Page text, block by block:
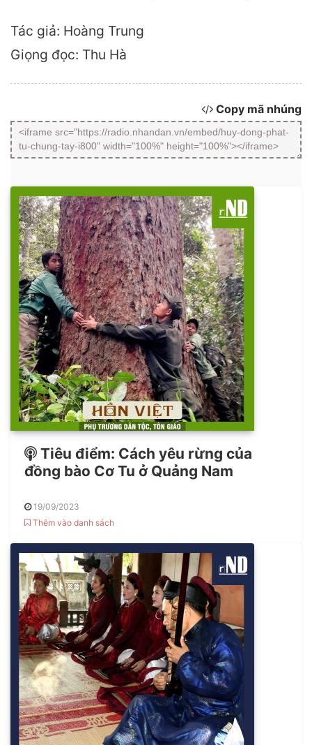
Tác giả: Hoàng Trung
Giọng đọc: Thu Hà
Copy mã nhúng
Tiêu điểm: Cách yêu rừng của
đồng bào Cơ Tu ở Quảng Nam
19/09/2023
Thêm vào danh sách